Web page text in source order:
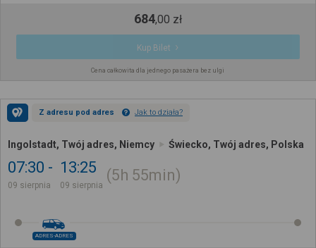
684,00 zł
Kup Bilet
Cena całkowita dla jednego pasażera bez ulgi
Z adresu pod adres Jak to działa?
Ingolstadt, Twój adres, Niemcy Świecko, Twój adres, Polska
07:30
09 sierpnia
13:25
09 sierpnia
5h 55min
ADRES-ADRES